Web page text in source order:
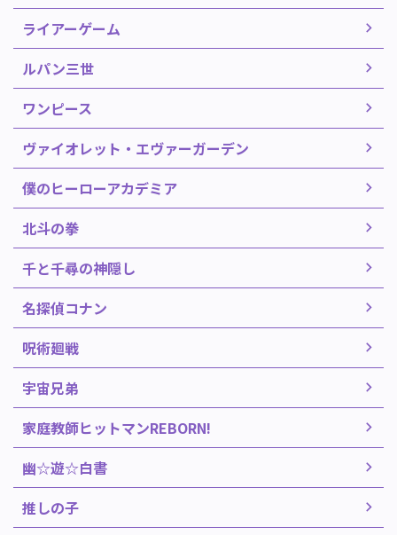
ライアーゲーム
ルパン三世
ワンピース
ヴァイオレット・エヴァーガーデン
僕のヒーローアカデミア
北斗の拳
千と千尋の神隠し
名探偵コナン
呪術廻戦
宇宙兄弟
家庭教師ヒットマンREBORN!
幽☆遊☆白書
推しの子